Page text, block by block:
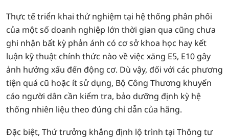
Thực tế triển khai thử nghiệm tại hệ thống phân phối
của một số doanh nghiệp lớn thời gian qua cũng chưa
ghi nhận bất kỳ phản ánh có cơ sở khoa học hay kết
luận kỹ thuật chính thức nào về việc xăng E5, E10 gây
ảnh hưởng xấu đến động cơ. Dù vậy, đối với các phương
tiện quá cũ hoặc ít sử dụng, Bộ Công Thương khuyến
cáo người dân cần kiểm tra, bảo dưỡng định kỳ hệ
thống nhiên liệu theo đúng chỉ dẫn của hãng.
Đặc biệt, Thứ trưởng khẳng định lộ trình tại Thông tư